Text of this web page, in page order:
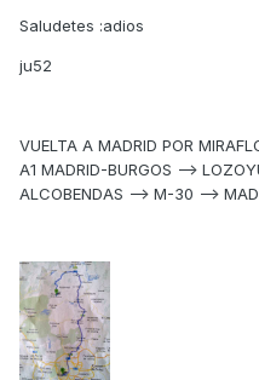
Saludetes :adios
ju52
VUELTA A MADRID POR
A1 MADRID-BURGOS -->
ALCOBENDAS --> M-30 -->